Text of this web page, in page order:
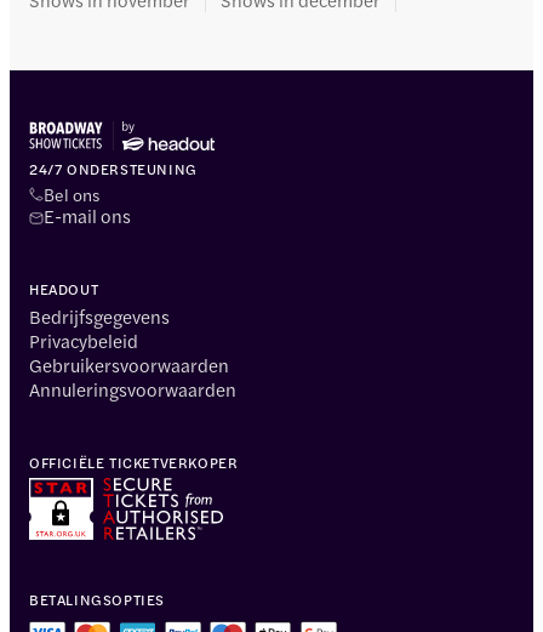
24/7 ONDERSTEUNING
Bel ons
E-mail ons
HEADOUT
Bedrijfsgegevens
Privacybeleid
Gebruikersvoorwaarden
Annuleringsvoorwaarden
BETALINGSOPTIES
OFFICIËLE TICKETVERKOPER